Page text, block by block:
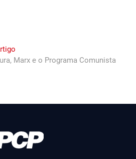
Next
post:
Marx e o Programa Comunista